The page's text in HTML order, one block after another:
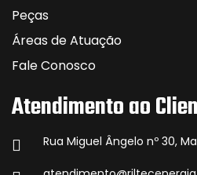
Peças
Áreas de Atuação
Fale Conosco
Atendimento ao
Rua Miguel Ângelo nº 30,